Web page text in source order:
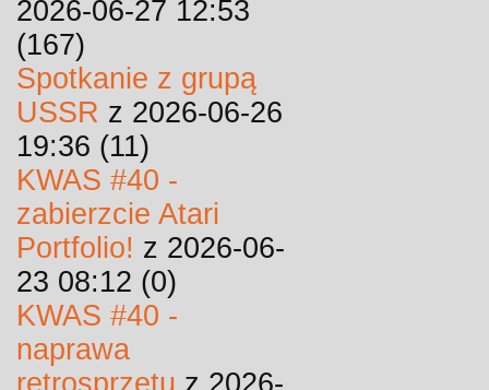
2026-06-27 12:53
(167)
Spotkanie z grupą
USSR z 2026-06-26
19:36 (11)
KWAS #40 -
zabierzcie Atari
Portfolio! z 2026-06-
23 08:12 (0)
KWAS #40 -
naprawa
retrosprzętu z 2026-